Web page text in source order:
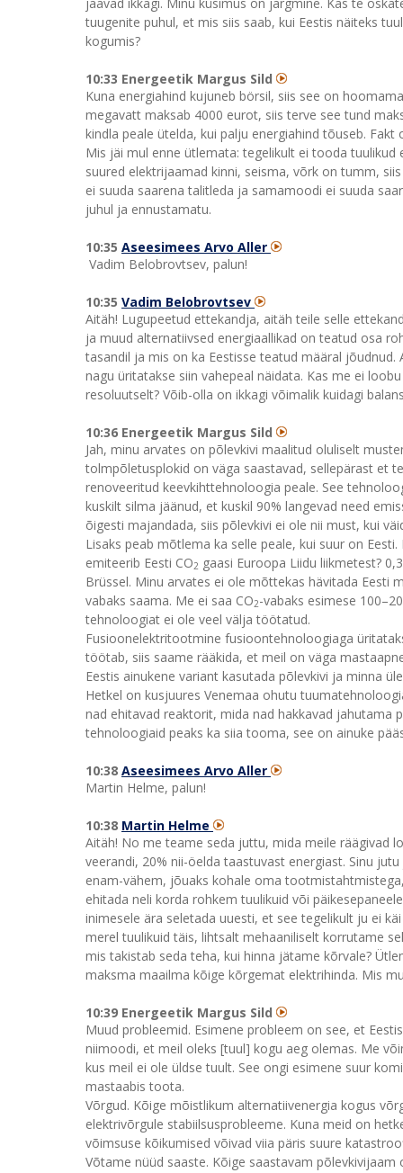
tuugenite puhul, et mis siis saab, kui Eestis näiteks
kogumis?
10:33 Energeetik Margus Sild
Kuna energiahind kujuneb börsil, siis see on
megavatt maksab 4000 eurot, siis terve see tund
kindla peale ütelda, kui palju energiahind tõuseb.
Mis jäi mul enne ütlemata: tegelikult ei tooda
suured elektrijaamad kinni, seisma, võrk on tumm,
ei suuda saarena talitleda ja samamoodi ei suuda
juhul ja ennustamatu.
10:35 Aseesimees Arvo Aller
Vadim Belobrovtsev, palun!
10:35 Vadim Belobrovtsev
Aitäh! Lugupeetud ettekandja, aitäh teile selle
ja muud alternatiivsed energiaallikad on teatud osa
tasandil ja mis on ka Eestisse teatud määral
nagu üritatakse siin vahepeal näidata. Kas me ei
resoluutselt? Võib-olla on ikkagi võimalik kuidagi
10:36 Energeetik Margus Sild
Jah, minu arvates on põlevkivi maalitud oluliselt
tolmpõletusplokid on väga saastavad, sellepärast et
renoveeritud keevkihttehnoloogia peale. See
kuskilt silma jäänud, et kuskil 90% langevad need
õigesti majandada, siis põlevkivi ei ole nii must, kui
Lisaks peab mõtlema ka selle peale, kui suur on
emiteerib Eesti CO2 gaasi Euroopa Liidu liikmetest?
Brüssel. Minu arvates ei ole mõttekas hävitada Eesti
vabaks saama. Me ei saa CO2-vabaks esimese
tehnoloogiat ei ole veel välja töötatud.
Fusioonelektritootmine fusioontehnoloogiaga
töötab, siis saame rääkida, et meil on väga
Eestis ainukene variant kasutada põlevkivi ja minna
Hetkel on kusjuures Venemaa ohutu
nad ehitavad reaktorit, mida nad hakkavad jahutama
tehnoloogiaid peaks ka siia tooma, see on ainuke
10:38 Aseesimees Arvo Aller
Martin Helme, palun!
10:38 Martin Helme
Aitäh! No me teame seda juttu, mida meile räägivad
veerandi, 20% nii-öelda taastuvast energiast. Sinu
enam-vähem, jõuaks kohale oma
ehitada neli korda rohkem tuulikuid või
inimesele ära seletada uuesti, et see tegelikult ju ei
merel tuulikuid täis, lihtsalt mehaaniliselt korrutame
mis takistab seda teha, kui hinna jätame kõrvale?
maksma maailma kõige kõrgemat elektrihinda. Mis
10:39 Energeetik Margus Sild
Muud probleemid. Esimene probleem on see, et
niimoodi, et meil oleks [tuul] kogu aeg olemas. Me
kus meil ei ole üldse tuult. See ongi esimene suur
mastaabis toota.
Võrgud. Kõige mõistlikum alternatiivenergia kogus
elektrivõrgule stabiilsusprobleeme. Kuna meid on
võimsuse kõikumised võivad viia päris suure
Võtame nüüd saaste. Kõige saastavam